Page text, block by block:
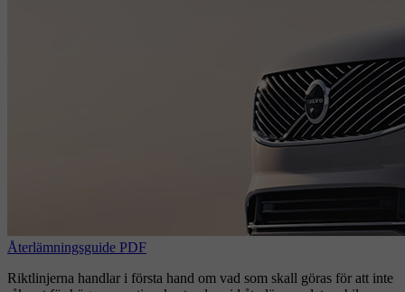
Återlämningsguide PDF
Riktlinjerna handlar i första hand om vad som skall göras för att inte